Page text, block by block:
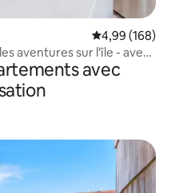
Évaluation
4,99 (168)
aventures sur l'île - avec
avec
appréciés